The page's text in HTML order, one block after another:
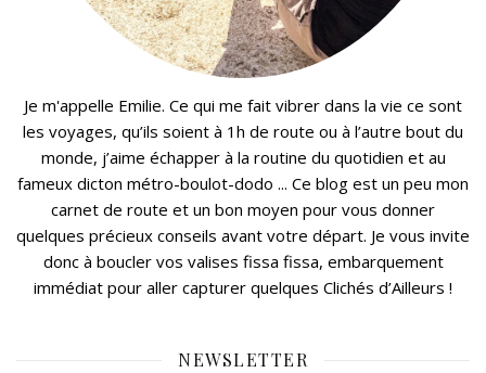
Je m'appelle Emilie. Ce qui me fait vibrer dans la vie ce sont
les voyages, qu’ils soient à 1h de route ou à l’autre bout du
monde, j’aime échapper à la routine du quotidien et au
fameux dicton métro-boulot-dodo ... Ce blog est un peu mon
carnet de route et un bon moyen pour vous donner
quelques précieux conseils avant votre départ. Je vous invite
donc à boucler vos valises fissa fissa, embarquement
immédiat pour aller capturer quelques Clichés d’Ailleurs !
NEWSLETTER